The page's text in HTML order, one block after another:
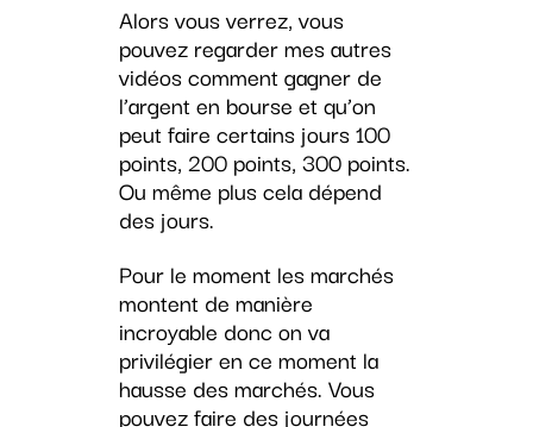
Alors vous verrez, vous
pouvez regarder mes autres
vidéos comment gagner de
l’argent en bourse et qu’on
peut faire certains jours 100
points, 200 points, 300 points.
Ou même plus cela dépend
des jours.
Pour le moment les marchés
montent de manière
incroyable donc on va
privilégier en ce moment la
hausse des marchés. Vous
pouvez faire des journées